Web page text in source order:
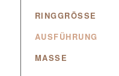
RINGGRÖSSE
AUSFÜHRUNG
MASSE